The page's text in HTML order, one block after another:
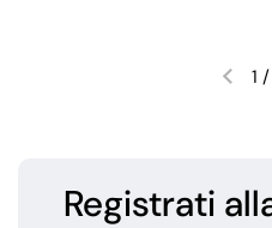
1 /
Registrati